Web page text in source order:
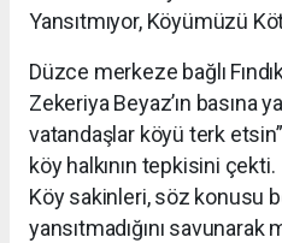
Yansıtmıyor, Köyümüzü
Düzce merkeze bağlı
Zekeriya Beyaz’ın basına
vatandaşlar köyü terk
köy halkının tepkisini çekti.
Köy sakinleri, söz konusu
yansıtmadığını savunarak